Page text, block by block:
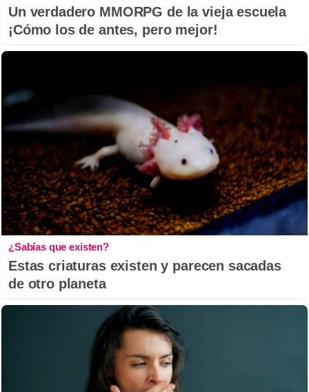
Un verdadero MMORPG de la vieja escuela
¡Cómo los de antes, pero mejor!
¿Sabías que existen?
Estas criaturas existen y parecen sacadas
de otro planeta